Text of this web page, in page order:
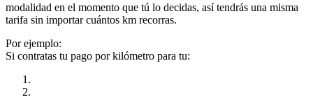
modalidad en el momento que tú lo decidas, así tendrás una misma
tarifa sin importar cuántos km recorras.
Por ejemplo:
Si contratas tu pago por kilómetro para tu: